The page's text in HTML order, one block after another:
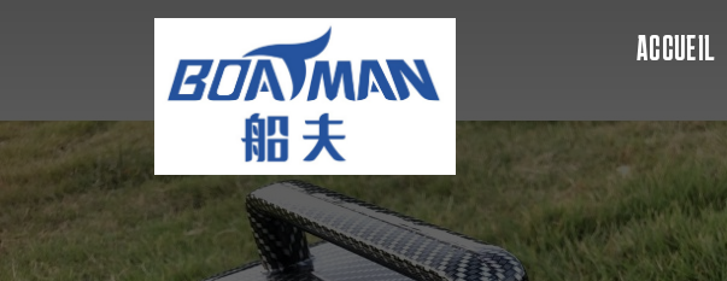
ACCUEIL